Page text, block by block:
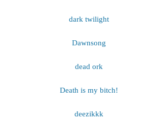
dark twilight
Dawnsong
dead ork
Death is my bitch!
deezikkk